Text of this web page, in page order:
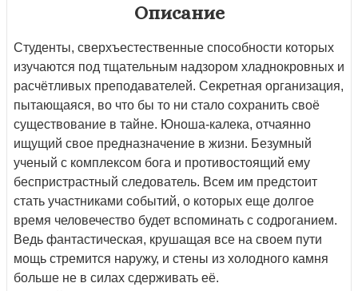
Описание
Студенты, сверхъестественные способности которых
изучаются под тщательным надзором хладнокровных и
расчётливых преподавателей. Секретная организация,
пытающаяся, во что бы то ни стало сохранить своё
существование в тайне. Юноша-калека, отчаянно
ищущий свое предназначение в жизни. Безумный
ученый с комплексом бога и противостоящий ему
беспристрастный следователь. Всем им предстоит
стать участниками событий, о которых еще долгое
время человечество будет вспоминать с содроганием.
Ведь фантастическая, крушащая все на своем пути
мощь стремится наружу, и стены из холодного камня
больше не в силах сдерживать её.